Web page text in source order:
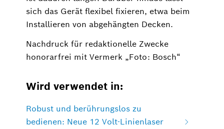
sich das Gerät flexibel fixieren, etwa beim
Installieren von abgehängten Decken.
Nachdruck für redaktionelle Zwecke
honorarfrei mit Vermerk „Foto: Bosch“
Wird verwendet in:
Robust und berührungslos zu
bedienen: Neue 12 Volt-Linienlaser